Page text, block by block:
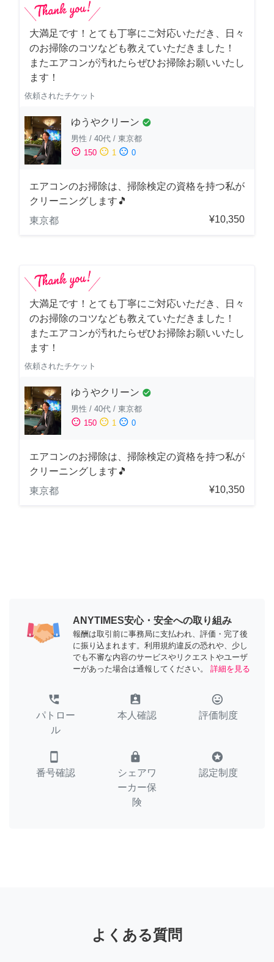
大満足です！とても丁寧にご対応いただき、日々
のお掃除のコツなども教えていただきました！
またエアコンが汚れたらぜひお掃除お願いいたし
ます！
依頼されたチケット
ゆうやクリーン check_circle
男性 / 40代 / 東京都
sentiment_satisfied 150 sentiment_neutral 1 sentiment_dissatisfied 0
エアコンのお掃除は、掃除検定の資格を持つ私が
クリーニングします🎵
東京都
¥10,350
大満足です！とても丁寧にご対応いただき、日々
のお掃除のコツなども教えていただきました！
またエアコンが汚れたらぜひお掃除お願いいたし
ます！
依頼されたチケット
ゆうやクリーン check_circle
男性 / 40代 / 東京都
sentiment_satisfied 150 sentiment_neutral 1 sentiment_dissatisfied 0
エアコンのお掃除は、掃除検定の資格を持つ私が
クリーニングします🎵
東京都
¥10,350
ANYTIMES安心・安全への取り組み
報酬は取引前に事務局に支払われ、評価・完了後
に振り込まれます。利用規約違反の恐れや、少し
でも不審な内容のサービスやリクエストやユーザ
ーがあった場合は通報してください。
詳細を見る
perm_phone_msg
パトロー
ル
assignment_ind
本人確認
tag_faces
評価制度
smartphone
番号確認
lock
シェアワ
ーカー保
険
stars
認定制度
よくある質問